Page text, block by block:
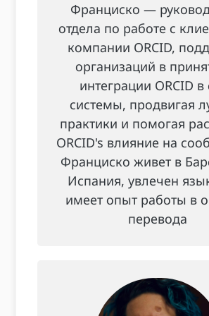
Франциско —
отдела по работе с
компании ORCID,
организаций в
интеграции ORCID в
системы, продвигая
практики и помогая
ORCID's влияние на
Франциско живет в
Испания, увлечен
имеет опыт работы в
перевода